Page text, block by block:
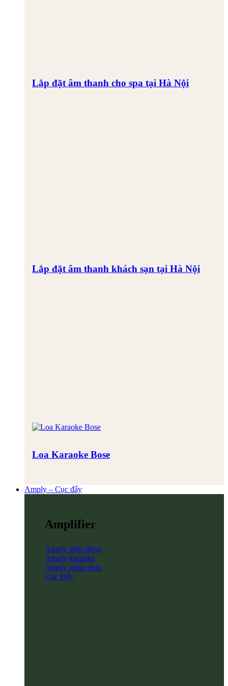
Lắp đặt âm thanh cho spa tại Hà Nội
Lắp đặt âm thanh khách sạn tại Hà Nội
Loa Karaoke Bose
Amply – Cục đẩy
Amplifier
Amply điện động
Amply karaoke
Amply nghe nhạc
Cục Đẩy